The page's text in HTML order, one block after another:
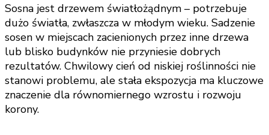
Sosna jest drzewem światłożądnym – potrzebuje
dużo światła, zwłaszcza w młodym wieku. Sadzenie
sosen w miejscach zacienionych przez inne drzewa
lub blisko budynków nie przyniesie dobrych
rezultatów. Chwilowy cień od niskiej roślinności nie
stanowi problemu, ale stała ekspozycja ma kluczowe
znaczenie dla równomiernego wzrostu i rozwoju
korony.